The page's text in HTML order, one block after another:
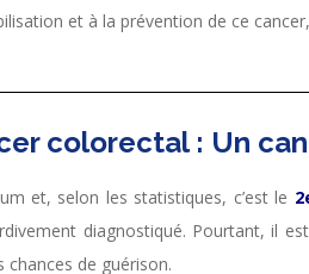
et à la prévention de ce
colorectal : Un
et, selon les statistiques, c’est le
diagnostiqué. Pourtant, il
de guérison.